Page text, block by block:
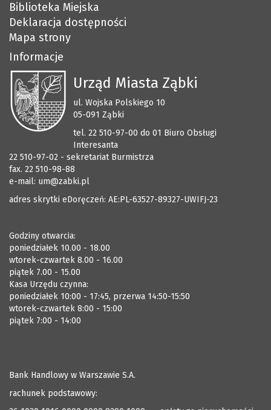
Biblioteka Miejska
Deklaracja dostępności
Mapa strony
Informacje
Urząd Miasta Ząbki
ul. Wojska Polskiego 10
05-091 Ząbki
tel. 22 510-97-00 do 01 Biuro Obsługi
Interesanta
22 510-97-02 - sekretariat Burmistrza
fax. 22 510-98-88
e-mail: um@zabki.pl
adres skrytki eDoręczeń: AE:PL-63527-89327-UWIFJ-23
Godziny otwarcia:
poniedziałek 10.00 - 18.00
wtorek-czwartek 8.00 - 16.00
piątek 7.00 - 15.00
Kasa Urzędu czynna:
poniedziałek 10:00 - 17:45, przerwa 14:50-15:50
wtorek-czwartek 8:00 - 15:00
piątek 7:00 - 14:00
Bank Handlowy w Warszawie S.A.
rachunek podstawowy: